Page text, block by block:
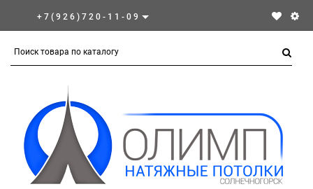
+7(926)720-11-09